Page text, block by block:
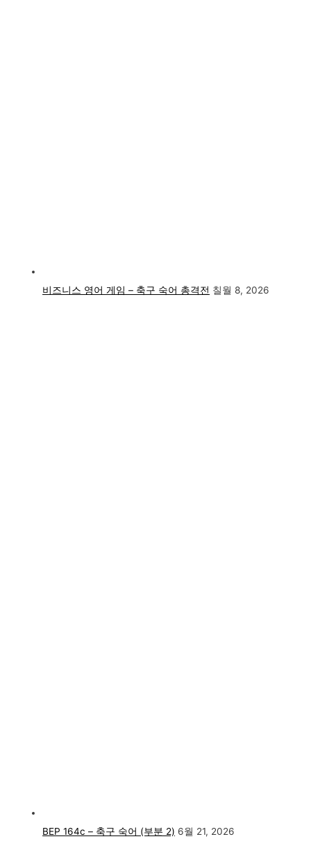
비즈니스 영어 게임 – 축구 숙어 총격전 칠월 8, 2026
BEP 164c – 축구 숙어 (부분 2) 6월 21, 2026